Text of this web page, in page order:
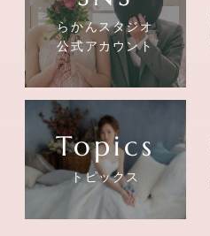
らかんスタジオ
公式アカウント
トピックス